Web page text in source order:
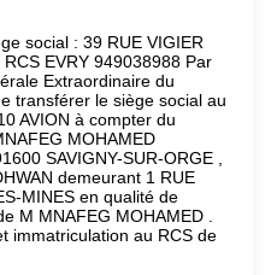
social : 39 RUE VIGIER
EVRY 949038988 Par
Extraordinaire du
transférer le siège social au
AVION à compter du
MOHAMED
SAVIGNY-SUR-ORGE ,
demeurant 1 RUE
MINES en qualité de
M MNAFEG MOHAMED .
immatriculation au RCS de